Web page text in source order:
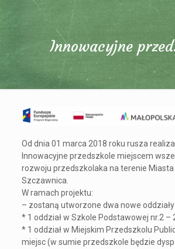
Innowacyjne
Od dnia 01 marca 2018 roku rusza
Innowacyjne przedszkole miejscem
rozwoju przedszkolaka na terenie Miasta
Szczawnica.
W ramach projektu:
– zostaną utworzone dwa nowe
* 1 oddział w Szkole Podstawowej nr.2 –
* 1 oddział w Miejskim Przedszkolu
miejsc (w sumie przedszkole będzie